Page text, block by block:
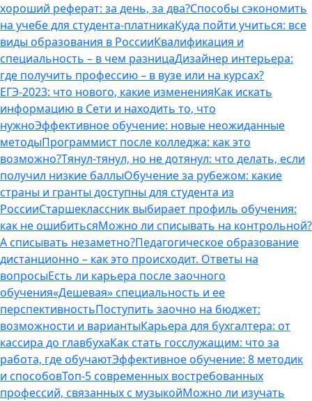
хороший реферат: за день, за два?Способы сэкономить
на учебе для студента-платникаКуда пойти учиться: все
виды образования в РоссииКвалификация и
специальность – в чем разницаДизайнер интерьера:
где получить профессию – в вузе или на курсах?
ЕГЭ-2023: что нового, какие измененияКак искать
информацию в Сети и находить то, что
нужноЭффективное обучение: новые неожиданные
методыПрограммист после колледжа: как это
возможно?Тянул-тянул, но не дотянул: что делать, если
получил низкие баллыОбучение за рубежом: какие
страны и гранты доступны для студента из
РоссииСтаршеклассник выбирает профиль обучения:
как не ошибитьсяМожно ли списывать на контрольной?
А списывать незаметно?Педагогическое образование
дистанционно – как это происходит. Ответы на
вопросыЕсть ли карьера после заочного
обучения«Дешевая» специальность и ее
перспективностьПоступить заочно на бюджет:
возможности и вариантыКарьера для бухгалтера: от
кассира до главбухаКак стать госслужащим: что за
работа, где обучаютЭффективное обучение: 8 методик
и способовТоп-5 современных востребованных
профессий, связанных с музыкойМожно ли изучать